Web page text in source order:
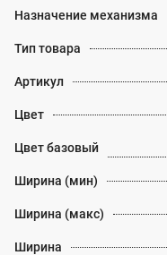
Назначение механизма
Тип товара
Артикул
Цвет
Цвет базовый
Ширина (мин)
Ширина (макс)
Ширина